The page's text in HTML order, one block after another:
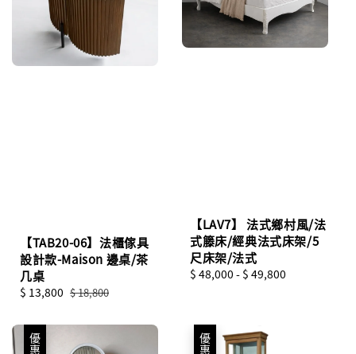
【TAB20-06】法櫃傢具
設計款-Maison 邊桌/茶
几桌
Sale
$ 13,800 Regular
$ 18,800
【LAV7】 法式鄉村風/法
式籐床/經典法式床架/5
尺床架/法式
Regular
$ 48,000 - $ 49,800
優惠 優惠